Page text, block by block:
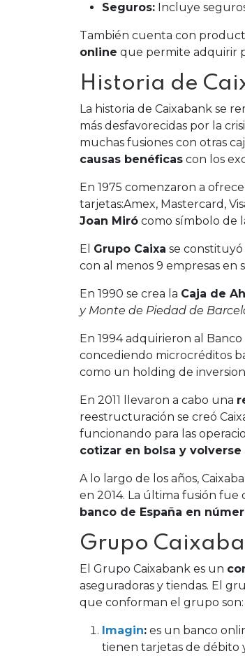
Seguros: Incluye
También cuenta con
online que permite adquirir
Historia de
La historia de Caixabank se
más desfavorecidas por la
muchas fusiones con otras
causas benéficas con los
En 1975 comenzaron a
tarjetas:Amex, Mastercard,
Joan Miró como símbolo de
El Grupo Caixa se
con al menos 9 empresas en
En 1990 se crea la Caja de
y Monte de Piedad de
En 1994 adquirieron al
concediendo microcréditos
como un holding de
En 2011 llevaron a cabo una
reestructuración se creó
funcionando para las
cotizar en bolsa y
A lo largo de los años,
en 2014. La última fusión
banco de España en
Grupo
El Grupo Caixabank es un
aseguradoras y tiendas. El
que conforman el grupo son:
Imagin: es un banco
tienen tarjetas de débito